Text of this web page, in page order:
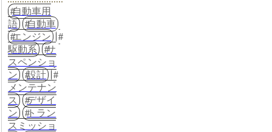
自動車用
語
自動車
エンジン
駆動系
サ
スペンショ
ン
設計
メンテナン
ス
デザイ
ン
トラン
スミッショ